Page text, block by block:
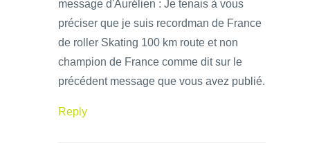
message d'Aurélien : Je tenais à vous
préciser que je suis recordman de France
de roller Skating 100 km route et non
champion de France comme dit sur le
précédent message que vous avez publié.
Reply